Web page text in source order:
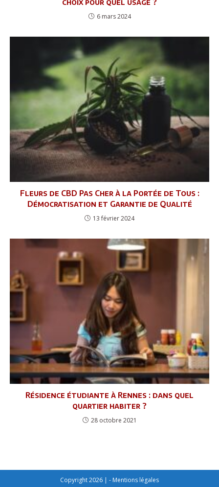
choix pour quel usage ?
6 mars 2024
Fleurs de CBD Pas Cher à la Portée de Tous :
Démocratisation et Garantie de Qualité
13 février 2024
Résidence étudiante à Rennes : dans quel
quartier habiter ?
28 octobre 2021
Copyright 2026 | - Mentions légales